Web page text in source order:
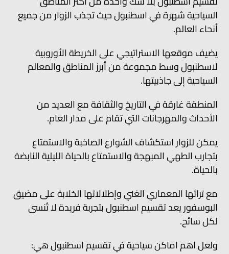
السياحية شهرة في اسطنبول حيث تجذب الزوار من جميع
أنحاء العالم.
يضيف موقعها الاستراتيجي على الخريطة الأوروبية
لاسطنبول وسط مجموعة من أبرز المناطق والمعالم
السياحية إلى جاذبيتها.
المنطقة غارقة في التاريخ والثقافة مع العديد من
الأحداث والمهرجانات التي تقام على مدار العام.
يمكن للزوار استكشاف الشوارع الصاخبة والاستمتاع
بتجارب الطهي المبهجة والاستمتاع بالحياة الليلية النابضة
بالحياة.
مع تراثها المعماري الغني وإطلالاتها الخلابة على مضيق
البوسفور يعد تقسيم اسطنبول بتجربة فريدة لا تُنسى
لكل سائح.
ولعل اهم اماكن سياحية في تقسيم اسطنبول هي: